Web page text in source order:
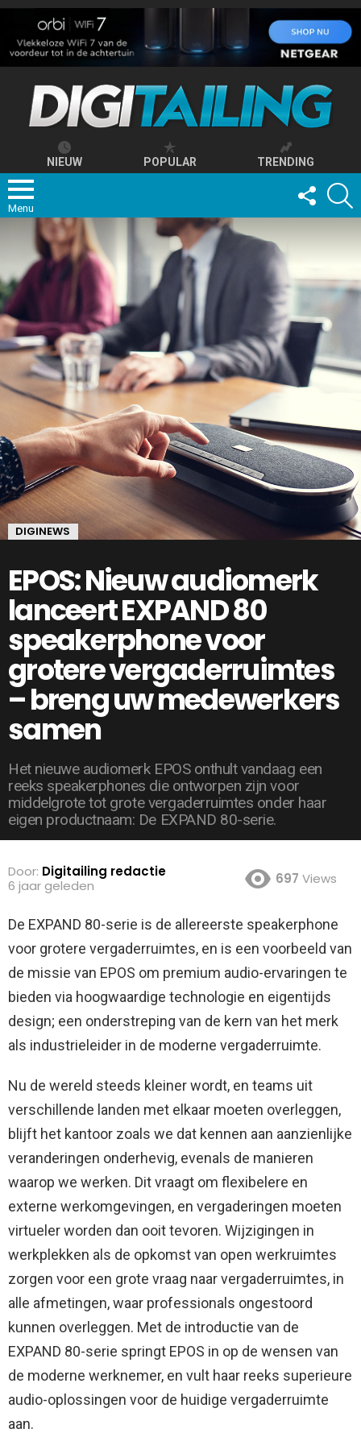
NIEUW POPULAR TRENDING
Menu
FOLLOW
US
DIGINEWS
EPOS: Nieuw audiomerk
lanceert EXPAND 80
speakerphone voor
grotere vergaderruimtes
– breng uw medewerkers
samen
Het nieuwe audiomerk EPOS onthult vandaag een
reeks speakerphones die ontworpen zijn voor
middelgrote tot grote vergaderruimtes onder haar
eigen productnaam: De EXPAND 80-serie.
Door: Digitailing redactie
6 jaar geleden
697 Views
De EXPAND 80-serie is de allereerste speakerphone
voor grotere vergaderruimtes, en is een voorbeeld van
de missie van EPOS om premium audio-ervaringen te
bieden via hoogwaardige technologie en eigentijds
design; een onderstreping van de kern van het merk
als industrieleider in de moderne vergaderruimte.
Nu de wereld steeds kleiner wordt, en teams uit
verschillende landen met elkaar moeten overleggen,
blijft het kantoor zoals we dat kennen aan aanzienlijke
veranderingen onderhevig, evenals de manieren
waarop we werken. Dit vraagt om flexibelere en
externe werkomgevingen, en vergaderingen moeten
virtueler worden dan ooit tevoren. Wijzigingen in
werkplekken als de opkomst van open werkruimtes
zorgen voor een grote vraag naar vergaderruimtes, in
alle afmetingen, waar professionals ongestoord
kunnen overleggen. Met de introductie van de
EXPAND 80-serie springt EPOS in op de wensen van
de moderne werknemer, en vult haar reeks superieure
audio-oplossingen voor de huidige vergaderruimte
aan.